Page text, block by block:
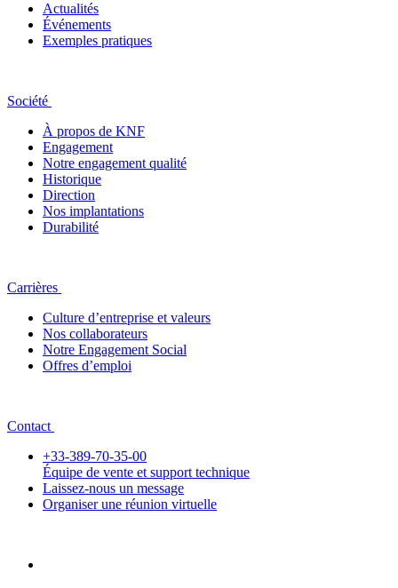
Actualités
Événements
Exemples pratiques
Société
À propos de KNF
Engagement
Notre engagement qualité
Historique
Direction
Nos implantations
Durabilité
Carrières
Culture d’entreprise et valeurs
Nos collaborateurs
Notre Engagement Social
Offres d’emploi
Contact
+33-389-70-35-00
Équipe de vente et support technique
Laissez-nous un message
Organiser une réunion virtuelle